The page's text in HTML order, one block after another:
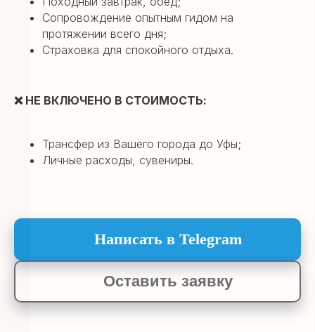
Сопровождение опытным гидом на
протяжении всего дня;
Страховка для спокойного отдыха.
❌ НЕ ВКЛЮЧЕНО В СТОИМОСТЬ:
Трансфер из Вашего города до Уфы;
Личные расходы, сувениры.
Написать в Telegram
Оставить заявку
Готовы к
Свяжитесь с
нами!
Написать в Telegram
Горящие туры
Или оставьте заявку и мы свяжемся